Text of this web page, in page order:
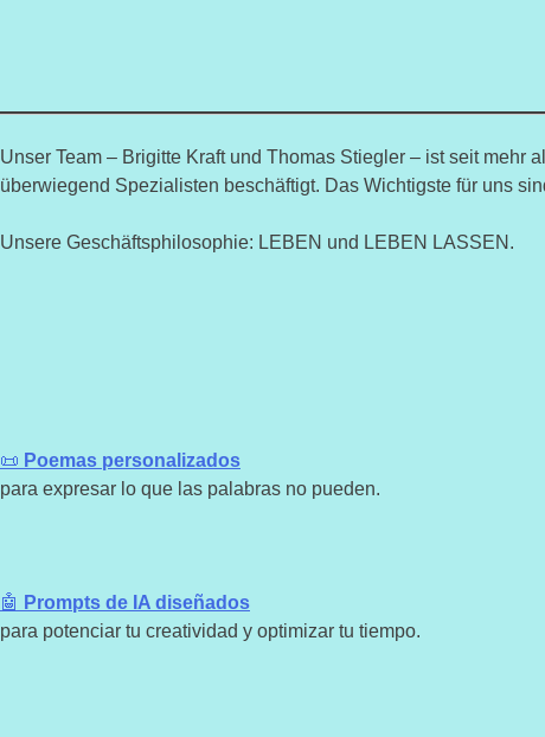
Unser Team – Brigitte Kraft und Thomas Stiegler – ist seit
überwiegend Spezialisten beschäftigt. Das Wichtigste für uns
Unsere Geschäftsphilosophie: LEBEN und LEBEN LASSEN.
📜 Poemas personalizados
para expresar lo que las palabras no pueden.
🤖 Prompts de IA diseñados
para potenciar tu creatividad y optimizar tu tiempo.